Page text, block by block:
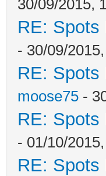
30/09/2015,
RE: Spots
- 30/09/
RE: Spots
moose75 -
RE: Spots
- 01/10/
RE: Spots